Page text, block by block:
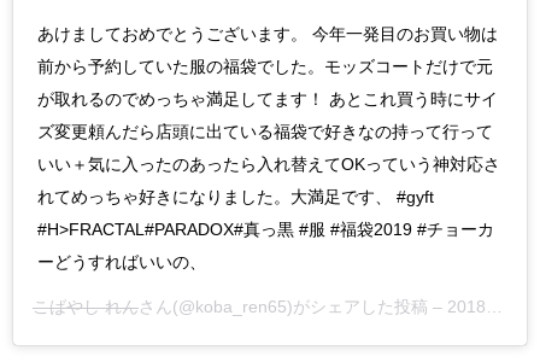
あけましておめでとうございます。 今年一発目のお買い物は
前から予約していた服の福袋でした。モッズコートだけで元
が取れるのでめっちゃ満足してます！ あとこれ買う時にサイ
ズ変更頼んだら店頭に出ている福袋で好きなの持って行って
いい＋気に入ったのあったら入れ替えてOKっていう神対応さ
れてめっちゃ好きになりました。大満足です、 #gyft
#H>FRACTAL#PARADOX#真っ黒 #服 #福袋2019 #チョーカ
ーどうすればいいの、
こばやし れんさん(@koba_ren65)がシェアした投稿 – 2018年12月月31日午後10時08分PST